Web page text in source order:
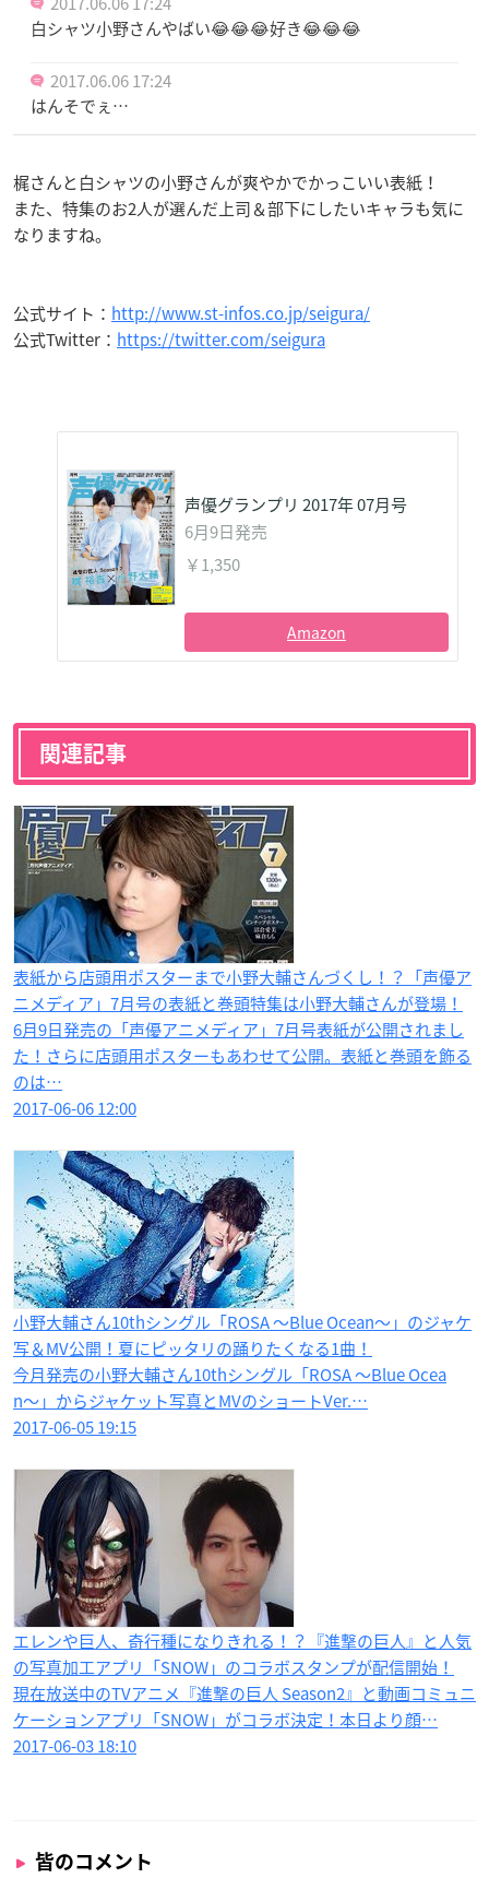
白シャツ小野さんやばい😂😂😂好き😂😂😂
2017.06.06 17:24
はんそでぇ…
梶さんと白シャツの小野さんが爽やかでかっこいい表紙！
また、特集のお2人が選んだ上司＆部下にしたいキャラも気に
なりますね。
公式サイト： http://www.st-infos.co.jp/seigura/
公式Twitter： https://twitter.com/seigura
声優グランプリ 2017年 07月号
6月9日発売
￥1,350
Amazon
関連記事
表紙から店頭用ポスターまで小野大輔さんづくし！？「声優ア
ニメディア」7月号の表紙と巻頭特集は小野大輔さんが登場！
6月9日発売の「声優アニメディア」7月号表紙が公開されまし
た！さらに店頭用ポスターもあわせて公開。表紙と巻頭を飾る
のは…
2017-06-06 12:00
小野大輔さん10thシングル「ROSA 〜Blue Ocean〜」のジャケ
写＆MV公開！夏にピッタリの踊りたくなる1曲！
今月発売の小野大輔さん10thシングル「ROSA 〜Blue Ocea
n〜」からジャケット写真とMVのショートVer.…
2017-06-05 19:15
エレンや巨人、奇行種になりきれる！？『進撃の巨人』と人気
の写真加工アプリ「SNOW」のコラボスタンプが配信開始！
現在放送中のTVアニメ『進撃の巨人 Season2』と動画コミュニ
ケーションアプリ「SNOW」がコラボ決定！本日より顔…
2017-06-03 18:10
皆のコメント